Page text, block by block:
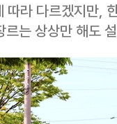
따라 다르겠지만,
는 상상만 해도